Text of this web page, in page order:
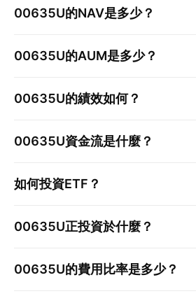
00635U的NAV是多少？
00635U的AUM是多少？
00635U的績效如何？
00635U資金流是什麼？
如何投資ETF？
00635U正投資於什麼？
00635U的費用比率是多少？